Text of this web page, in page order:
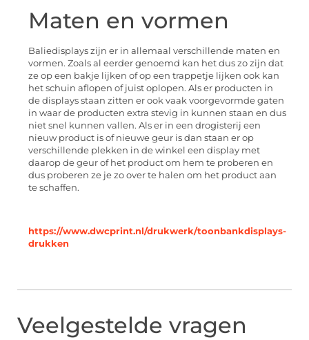
Maten en vormen
Baliedisplays zijn er in allemaal verschillende maten en
vormen. Zoals al eerder genoemd kan het dus zo zijn dat
ze op een bakje lijken of op een trappetje lijken ook kan
het schuin aflopen of juist oplopen. Als er producten in
de displays staan zitten er ook vaak voorgevormde gaten
in waar de producten extra stevig in kunnen staan en dus
niet snel kunnen vallen. Als er in een drogisterij een
nieuw product is of nieuwe geur is dan staan er op
verschillende plekken in de winkel een display met
daarop de geur of het product om hem te proberen en
dus proberen ze je zo over te halen om het product aan
te schaffen.
https://www.dwcprint.nl/drukwerk/toonbankdisplays-
drukken
Veelgestelde vragen